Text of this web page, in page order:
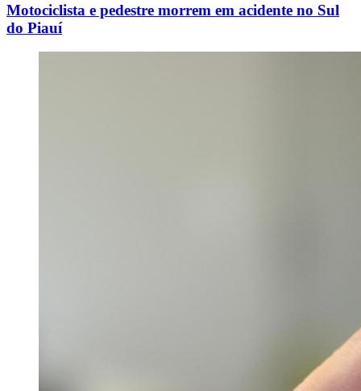
Motociclista e pedestre morrem em acidente no Sul
do Piauí